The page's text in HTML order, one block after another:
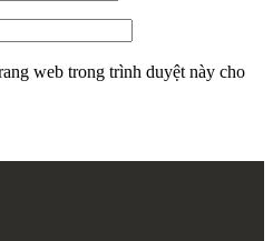
web trong trình duyệt này cho